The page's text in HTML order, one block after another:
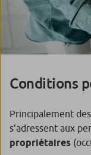
Conditions
Principalement
s’adressent aux
propriétaires